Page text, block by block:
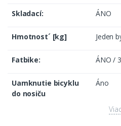
Skladací: ÁNO
Hmotnost´ [kg] Jeden
Fatbike: ÁNO / 3
Uamknutie bicyklu
do nosiču
Áno